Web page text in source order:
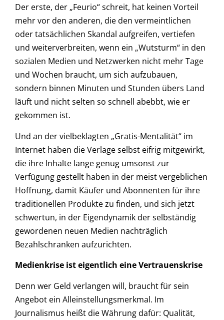
Der erste, der „Feurio“ schreit, hat keinen Vorteil
mehr vor den anderen, die den vermeintlichen
oder tatsächlichen Skandal aufgreifen, vertiefen
und weiterverbreiten, wenn ein „Wutsturm“ in den
sozialen Medien und Netzwerken nicht mehr Tage
und Wochen braucht, um sich aufzubauen,
sondern binnen Minuten und Stunden übers Land
läuft und nicht selten so schnell abebbt, wie er
gekommen ist.
Und an der vielbeklagten „Gratis-Mentalität“ im
Internet haben die Verlage selbst eifrig mitgewirkt,
die ihre Inhalte lange genug umsonst zur
Verfügung gestellt haben in der meist vergeblichen
Hoffnung, damit Käufer und Abonnenten für ihre
traditionellen Produkte zu finden, und sich jetzt
schwertun, in der Eigendynamik der selbständig
gewordenen neuen Medien nachträglich
Bezahlschranken aufzurichten.
Medienkrise ist eigentlich eine Vertrauenskrise
Denn wer Geld verlangen will, braucht für sein
Angebot ein Alleinstellungsmerkmal. Im
Journalismus heißt die Währung dafür: Qualität,